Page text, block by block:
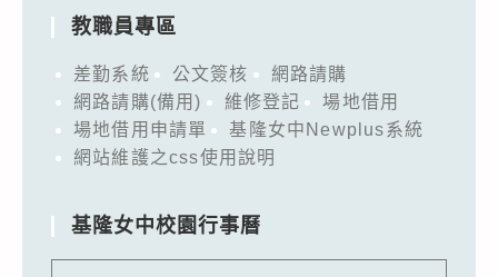
教職員專區
差勤系統 公文簽核
網路請購
網路請購(備用)
維修登記
場地借用
場地借用申請單
基隆女中Newplus系統
網站維護之css使用說明
基隆女中校園行事曆